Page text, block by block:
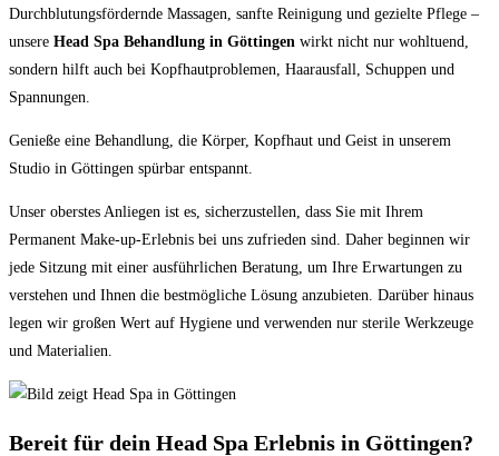
Durchblutungsfördernde Massagen, sanfte Reinigung und gezielte Pflege –
unsere Head Spa Behandlung in Göttingen wirkt nicht nur wohltuend,
sondern hilft auch bei Kopfhautproblemen, Haarausfall, Schuppen und
Spannungen.
Genieße eine Behandlung, die Körper, Kopfhaut und Geist in unserem
Studio in Göttingen spürbar entspannt.
Unser oberstes Anliegen ist es, sicherzustellen, dass Sie mit Ihrem
Permanent Make-up-Erlebnis bei uns zufrieden sind. Daher beginnen wir
jede Sitzung mit einer ausführlichen Beratung, um Ihre Erwartungen zu
verstehen und Ihnen die bestmögliche Lösung anzubieten. Darüber hinaus
legen wir großen Wert auf Hygiene und verwenden nur sterile Werkzeuge
und Materialien.
Bereit für dein Head Spa Erlebnis in Göttingen?